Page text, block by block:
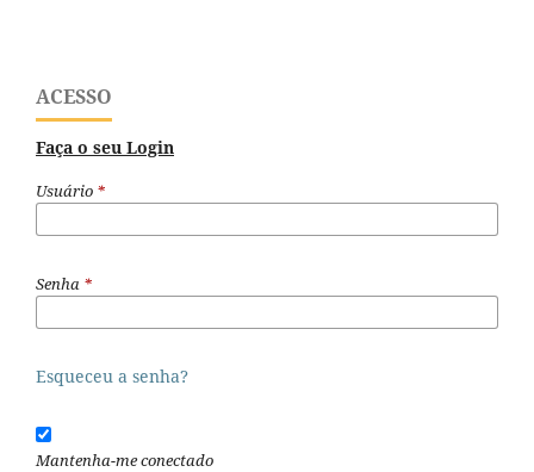
ACESSO
Faça o seu Login
Usuário *
Senha *
Esqueceu a senha?
Mantenha-me conectado